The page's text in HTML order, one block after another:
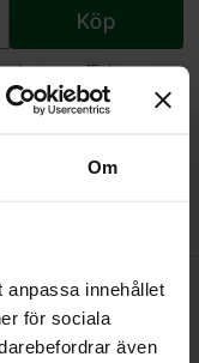
Om
anpassa innehållet
för sociala
även
Art. nr
41018520
Lagervara, 15 st
Köp
till
8802 som favorit